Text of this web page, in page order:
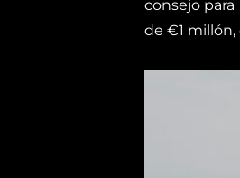
consejo
de €1